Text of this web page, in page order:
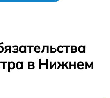
в Нижнем